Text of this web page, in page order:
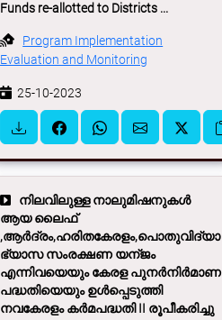
Funds re-allotted to Districts ...
Program Implementation
Evaluation and Monitoring
25-10-2023
നിലവിലുള്ള നാലുമിഷനുകൾ
ആയ ലൈഫ്
,ആർദ്രം,ഹരിതകേരളം,പൊതുവിദ്യാ
ഭ്യാസ സംരക്ഷണ യന്ജം
എന്നിവയെയും കേരള പുനർനിർമാണ
പദ്ധതിയെയും ഉൾപ്പെടുത്തി
നവകേരളം കർമപദ്ധതി II രൂപീകരിച്ചു